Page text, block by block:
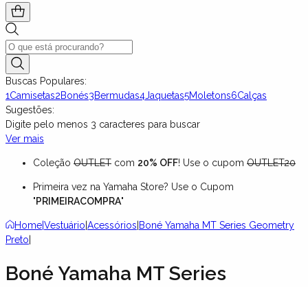
Buscas Populares:
1Camisetas2Bonés3Bermudas4Jaquetas5Moletons6Calças
Sugestões:
Digite pelo menos 3 caracteres para buscar
Ver mais
Coleção OUTLET com 20% OFF! Use o cupom OUTLET20
Primeira vez na Yamaha Store? Use o Cupom
"PRIMEIRACOMPRA"
HomeVestuário Acessórios Boné Yamaha MT Series Geometry
Preto
Boné Yamaha MT Series